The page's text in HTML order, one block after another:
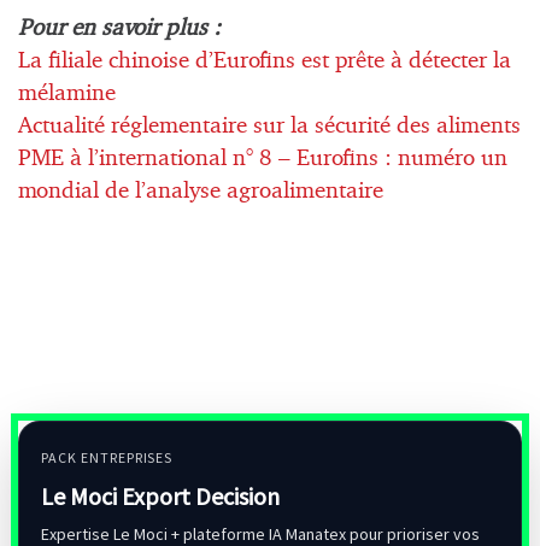
Pour en savoir plus :
La filiale chinoise d’Eurofins est prête à détecter la
mélamine
Actualité réglementaire sur la sécurité des aliments
PME à l’international n° 8 – Eurofins : numéro un
mondial de l’analyse agroalimentaire
PACK ENTREPRISES
Le Moci Export Decision
Expertise Le Moci + plateforme IA Manatex pour prioriser vos